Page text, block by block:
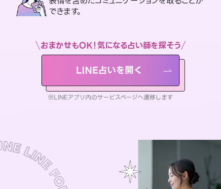
できます。
おまかせもOK！気になる占い師を探そう
LINE占いを開く
※LINEアプリ内のサービスページへ遷移します